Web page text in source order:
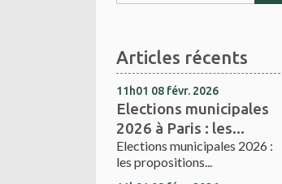
Articles récents
11h01 08 févr. 2026
Elections municipales
2026 à Paris : les...
Elections municipales 2026 :
les propositions...